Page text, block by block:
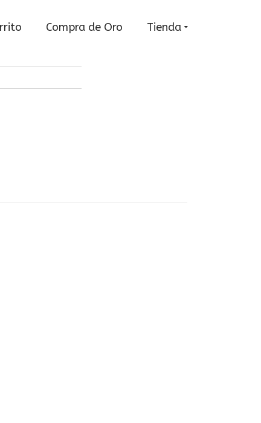
Compra de Oro Tienda